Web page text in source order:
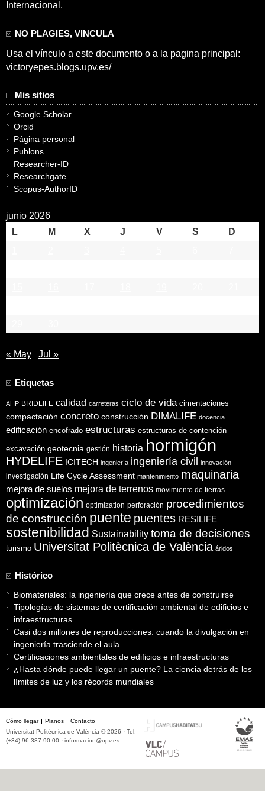
Internacional .
NO PLAGIES, VINCULA
Usa el vínculo a este documento o a la pagina principal:
victoryepes.blogs.upv.es/
Mis sitios
Google Scholar
Orcid
Página personal
Publons
Researcher-ID
Researchgate
Scopus-AuthorID
junio 2026
L
M X J V S
D
« May Jul »
Etiquetas
AHP BRIDLIFE calidad carreteras ciclo de vida cimentaciones
compactación concreto construcción DIMALIFE docencia
edificación encofrado estructuras estructuras de contención
excavación geotecnia gestión historia hormigón
HYDELIFE ICITECH ingeniería ingeniería civil innovación
investigación Life Cycle Assessment mantenimiento maquinaria
mejora de suelos mejora de terrenos movimiento de tierras
optimización optimization perforación procedimientos
de construcción puente puentes RESILIFE
sostenibilidad Sustainability toma de decisiones
turismo Universitat Politècnica de València áridos
Histórico
Biomateriales: la ingeniería que crece antes de construirse
Tipologías de sistemas de certificación ambiental de edificios e
infraestructuras
Casi dos millones de reproducciones: cuando la divulgación en
ingeniería trasciende el aula
Certificaciones ambientales de edificios e infraestructuras
¿Hasta dónde puede llegar un puente? La ciencia detrás de los
límites de luz y los récords mundiales
Cómo llegar Planos
Contacto
Universitat Politècnica de València © 2026 · Tel.
(+34) 96 387 90 00 · informacion@upv.es